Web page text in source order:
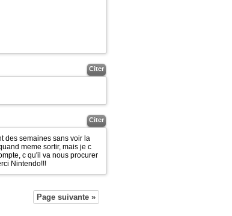
Citer
Citer
des semaines sans voir la
meme sortir, mais je c
c qu'il va nous procurer
Nintendo!!!
Page suivante »